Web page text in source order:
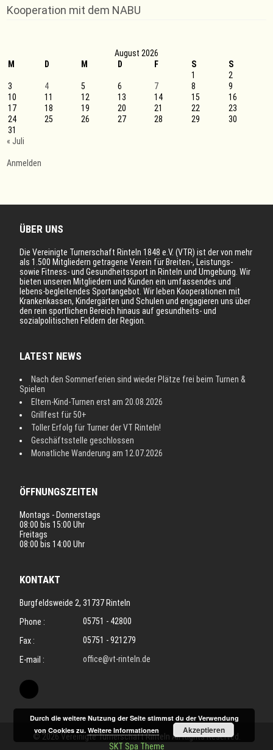
Jungen
Kooperation mit dem NABU
August 2026
M
D M D F S
S
1
2
3
4 5 6 7 8
9
10
11 12 13 14 15
16
17
18 19 20 21 22
23
24
25 26 27 28 29
30
31
« Juli
Anmelden
ÜBER UNS
Die Vereinigte Turnerschaft Rinteln 1848 e.V. (VTR) ist der von mehr
als 1.500 Mitgliedern getragene Verein für Breiten-, Leistungs-
sowie Fitness- und Gesundheitssport in Rinteln und Umgebung. Wir
bieten unseren Mitgliedern und Kunden ein umfassendes und
lebens-begleitendes Sportangebot. Wir leben Kooperationen mit
Krankenkassen, Kindergärten und Schulen und engagieren uns über
den rein sportlichen Bereich hinaus auf gesundheits- und
sozialpolitischen Feldern der Region.
LATEST NEWS
Nach den Sommerferien sind wieder Plätze frei beim Turnen &
Spielen
Eltern-Kind-Turnen erst am 20.08.2026
Grillfest für 50+
Toller Erfolg für Turner der VT Rinteln!
Geschäftsstelle geschlossen
Monatliche Wanderung am 12.07.2026
ÖFFNUNGSZEITEN
Montags - Donnerstags
08:00 bis 15:00 Uhr
Freitags
08:00 bis 14:00 Uhr
KONTAKT
Burgfeldsweide 2, 31737 Rinteln
Phone :
05751 - 42800
Fax :
05751 - 921279
E-mail :
office@vt-rinteln.de
© 2026 Vereinigte Turnerschaft Rinteln All Rights Reserved.
SKT Spa Theme
Durch die weitere Nutzung der Seite stimmst du der Verwendung
von Cookies zu.Weitere Informationen Akzeptieren